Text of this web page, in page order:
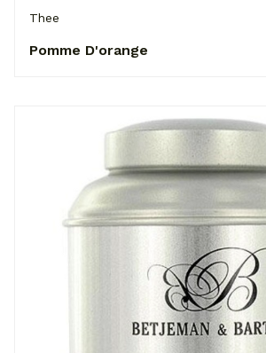
Thee
Pomme D'orange